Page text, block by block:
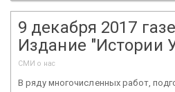
9 декабря 2017
Издание "Истории
СМИ о нас
В ряду многочисленных работ,